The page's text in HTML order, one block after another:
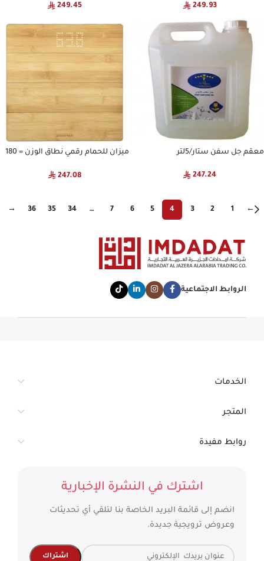
المايكروفايبر الفاخر – طقم لحاف
249.93
249.45
معقم جل سفن ستار/5لتر
247.24
ميزان للحمام رقمي نطاق الوزن = 180
247.08
←
1
2
3
4
5
6
7
…
34
35
36
→
الروابط الاجتماعية
الخدمات
المتجر
روابط مفيدة
اشترك في النشرة الإخبارية
انضم إلى قائمة البريد الخاصة بنا لتلقي أي تحديثات
وعروض ترويجية جديدة.